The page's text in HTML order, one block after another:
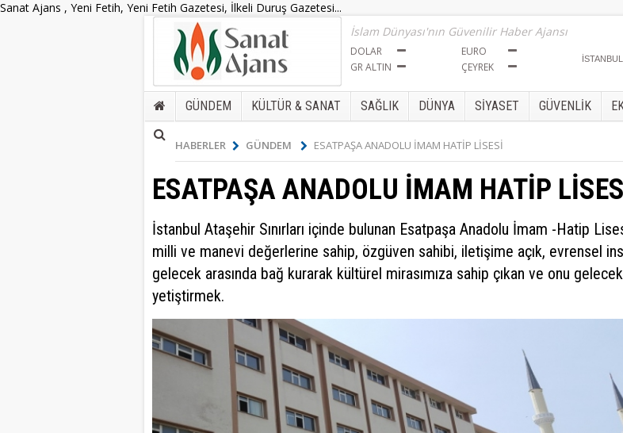
Sanat Ajans , Yeni Fetih, Yeni Fetih Gazetesi, İlkeli Duruş Gazetesi...
İslam Dünyası'nın Güvenilir Haber Ajansı
DOLAR
EURO
GR ALTIN
ÇEYREK
GÜNDEM KÜLTÜR & SANAT SAĞLIK DÜNYA SİYASET GÜVENLİK
HABERLER GÜNDEM ESATPAŞA ANADOLU İMAM HATİP LİSESİ
ESATPAŞA ANADOLU İMAM HATİP
İstanbul Ataşehir Sınırları içinde bulunan Esatpaşa Anadolu İmam -Hatip
milli ve manevi değerlerine sahip, özgüven sahibi, iletişime açık, evrensel
gelecek arasında bağ kurarak kültürel mirasımıza sahip çıkan ve onu
yetiştirmek.